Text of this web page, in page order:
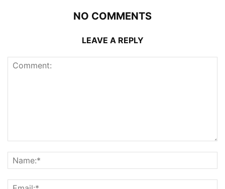
NO COMMENTS
LEAVE A REPLY